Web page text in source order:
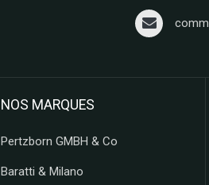
NOS MARQUES
Pertzborn GMBH & Co
Baratti & Milano